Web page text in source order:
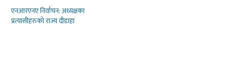
एनआरएनए निर्वाचन: अध्यक्षका
प्रत्यासीहरुको राज्य दौडाहा